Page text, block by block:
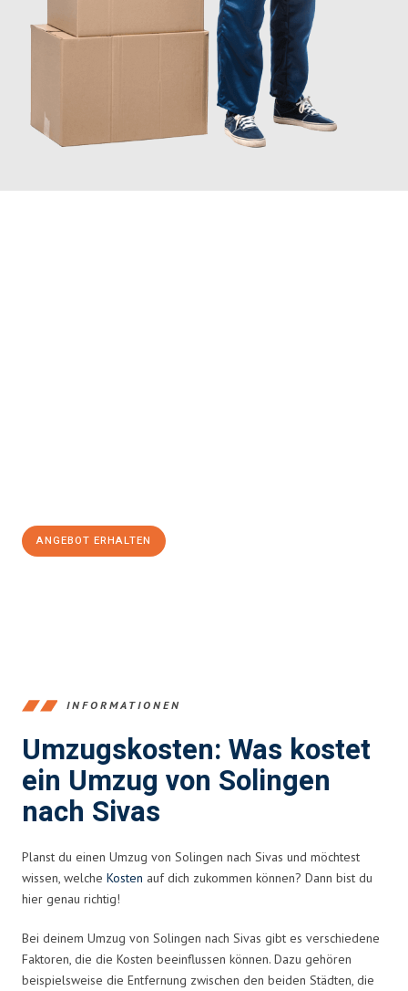
ANGEBOT ERHALTEN
INFORMATIONEN
Umzugskosten: Was kostet
ein Umzug von Solingen
nach Sivas
Planst du einen Umzug von Solingen nach Sivas und möchtest
wissen, welche Kosten auf dich zukommen können? Dann bist du
hier genau richtig!
Bei deinem Umzug von Solingen nach Sivas gibt es verschiedene
Faktoren, die die Kosten beeinflussen können. Dazu gehören
beispielsweise die Entfernung zwischen den beiden Städten, die